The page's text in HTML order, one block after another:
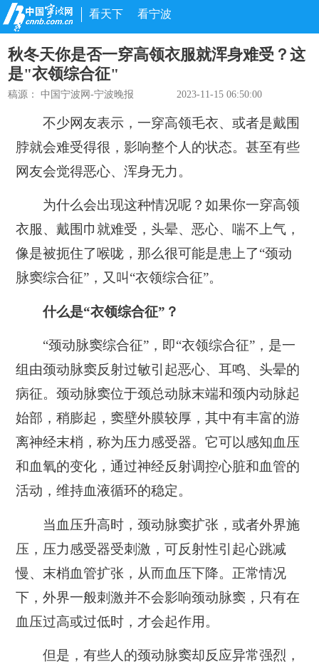
看天下 看宁波
秋冬天你是否一穿高领衣服就浑身难受？这
是"衣领综合征"
稿源：中国宁波网-宁波晚报 2023-11-15 06:50:00
不少网友表示，一穿高领毛衣、或者是戴围
脖就会难受得很，影响整个人的状态。甚至有些
网友会觉得恶心、浑身无力。
为什么会出现这种情况呢？如果你一穿高领
衣服、戴围巾就难受，头晕、恶心、喘不上气，
像是被扼住了喉咙，那么很可能是患上了“颈动
脉窦综合征”，又叫“衣领综合征”。
什么是“衣领综合征”？
“颈动脉窦综合征”，即“衣领综合征”，是一
组由颈动脉窦反射过敏引起恶心、耳鸣、头晕的
病征。颈动脉窦位于颈总动脉末端和颈内动脉起
始部，稍膨起，窦壁外膜较厚，其中有丰富的游
离神经末梢，称为压力感受器。它可以感知血压
和血氧的变化，通过神经反射调控心脏和血管的
活动，维持血液循环的稳定。
当血压升高时，颈动脉窦扩张，或者外界施
压，压力感受器受刺激，可反射性引起心跳减
慢、末梢血管扩张，从而血压下降。正常情况
下，外界一般刺激并不会影响颈动脉窦，只有在
血压过高或过低时，才会起作用。
但是，有些人的颈动脉窦却反应异常强烈，